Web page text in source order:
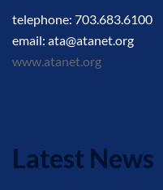
telephone: 703.683.6100
email: ata@atanet.org
www.atanet.org
Latest News